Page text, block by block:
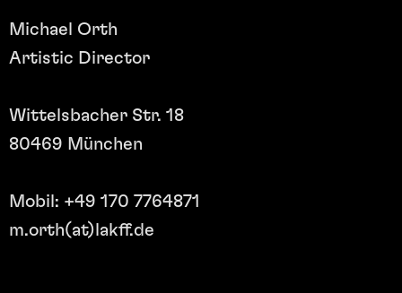
Michael Orth
Artistic Director
Wittelsbacher Str. 18
80469 München
Mobil: +49 170 7764871
m.orth(at)lakff.de